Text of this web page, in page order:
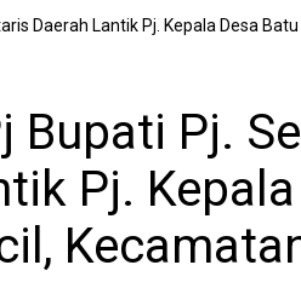
Bupati Pj.
Pj.